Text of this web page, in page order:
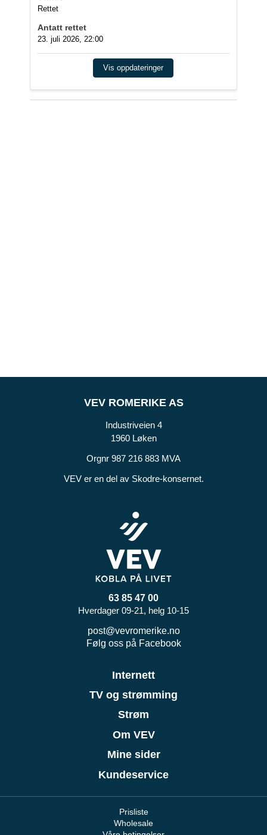
Rettet
23. juli 2026, 22:00
Vis oppdateringer
VEV ROMERIKE AS
Industriveien 4
1960 Løken
Orgnr 987 216 883 MVA
VEV er en del av Skodre-konsernet.
63 85 47 00
Hverdager 09-21, helg 10-15
post@vevromerike.no
Følg oss på Facebook
Internett
TV og strømming
Strøm
Om VEV
Mine sider
Kundeservice
Prisliste
Wholesale